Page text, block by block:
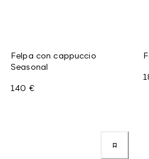
Felpa con cappuccio
Seasonal
140 €